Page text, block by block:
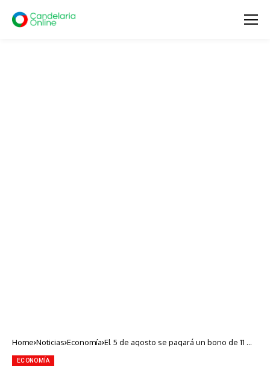
Home Noticias Economía El 5 de agosto se pagará un bono de 11 mil
ECONOMÍA